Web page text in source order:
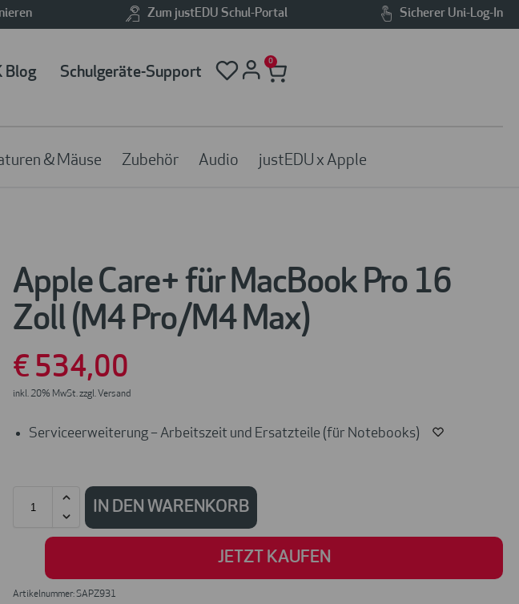
Zum justEDU Schul-Portal Sicherer Uni-Log-In
Blog Schulgeräte-Support
0
& Mäuse Zubehör Audio justEDU x Apple
Apple Care+ für MacBook Pro 16
Zoll (M4 Pro/M4 Max)
€ 534,00
inkl. 20% MwSt. zzgl. Versand
Serviceerweiterung – Arbeitszeit und Ersatzteile (für Notebooks)
IN DEN WARENKORB
JETZT KAUFEN
Artikelnummer: SAPZ931